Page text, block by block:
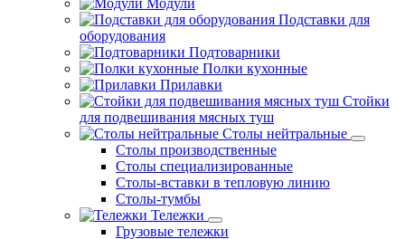
Модули
Подставки для
оборудования
Подтоварники
Полки кухонные
Прилавки
Стойки
для подвешивания мясных туш
Столы нейтральные
Столы производственные
Столы специализированные
Столы-вставки в тепловую линию
Столы-тумбы
Тележки
Грузовые тележки